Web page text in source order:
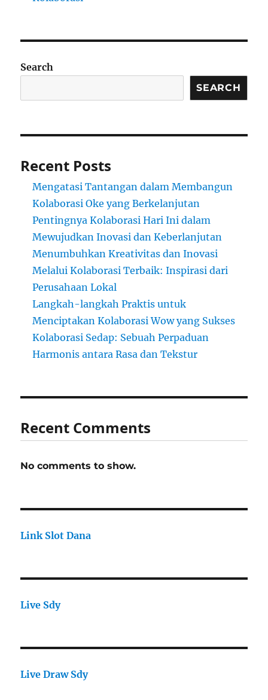
Search
SEARCH
Recent Posts
Mengatasi Tantangan dalam Membangun
Kolaborasi Oke yang Berkelanjutan
Pentingnya Kolaborasi Hari Ini dalam
Mewujudkan Inovasi dan Keberlanjutan
Menumbuhkan Kreativitas dan Inovasi
Melalui Kolaborasi Terbaik: Inspirasi dari
Perusahaan Lokal
Langkah-langkah Praktis untuk
Menciptakan Kolaborasi Wow yang Sukses
Kolaborasi Sedap: Sebuah Perpaduan
Harmonis antara Rasa dan Tekstur
Recent Comments
No comments to show.
Link Slot Dana
Live Sdy
Live Draw Sdy